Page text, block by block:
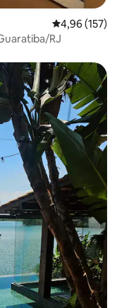
4,96 av 5 i
4,96 (157)
de Guaratiba/RJ